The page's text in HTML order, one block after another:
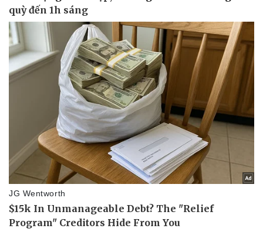
Thể thao
Bóng đá
Lịch thi đấu bóng đá
Thế giới thể thao
Ô tô - Xe máy
Ô tô
Xe máy
Tư vấn